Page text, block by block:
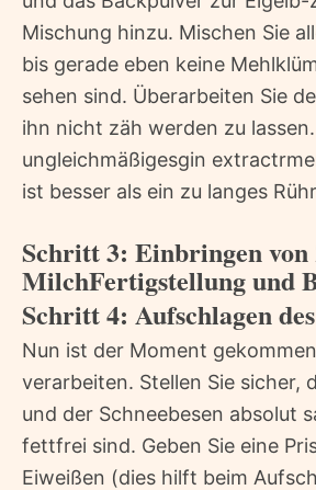
Mischung hinzu. Mischen Sie
bis gerade eben keine
sehen sind. Überarbeiten Sie
ihn nicht zäh werden zu
ungleichmäßigesgin
ist besser als ein zu langes
Schritt 3: Einbringen
MilchFertigstellung und
Schritt 4: Aufschlagen
Nun ist der Moment
verarbeiten. Stellen Sie sicher,
und der Schneebesen absolut
fettfrei sind. Geben Sie eine
Eiweißen (dies hilft beim